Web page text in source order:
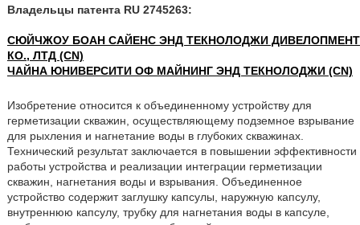
Владельцы патента RU 2745263:
СЮЙЧЖОУ БОАН САЙЕНС ЭНД ТЕКНОЛОДЖИ ДИВЕЛОПМЕНТ
КО., ЛТД (CN)
ЧАЙНА ЮНИВЕРСИТИ ОФ МАЙНИНГ ЭНД ТЕКНОЛОДЖИ (CN)
Изобретение относится к объединенному устройству для
герметизации скважин, осуществляющему подземное взрывание
для рыхления и нагнетание воды в глубоких скважинах.
Технический результат заключается в повышении эффективности
работы устройства и реализации интеграции герметизации
скважин, нагнетания воды и взрывания. Объединенное
устройство содержит заглушку капсулы, наружную капсулу,
внутреннюю капсулу, трубку для нагнетания воды в капсуле,